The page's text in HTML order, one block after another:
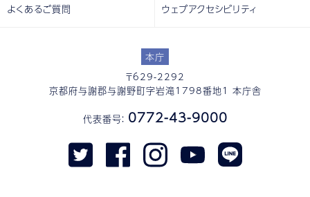
本庁
〒629-2292
京都府与謝郡与謝野町字岩滝1798番地1 本庁舎
代表番号： 0772-43-9000
よくあるご質問 ウェブアクセシビリティ